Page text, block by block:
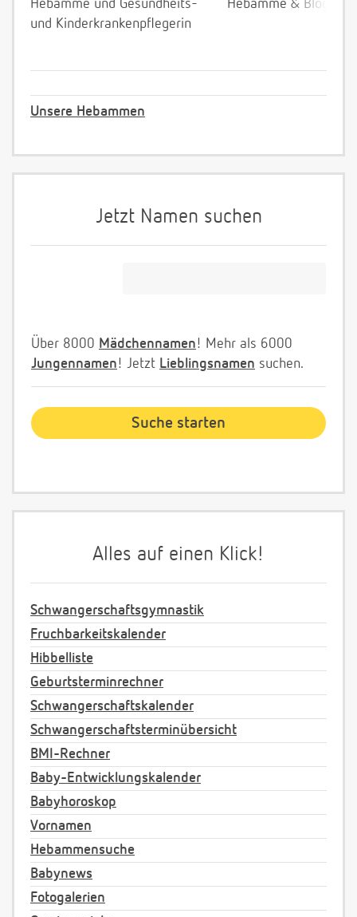
Hebamme und Gesundheits-
und Kinderkrankenpflegerin
Hebamme &
Unsere Hebammen
Jetzt Namen suchen
Über 8000 Mädchennamen! Mehr als 6000
Jungennamen! Jetzt Lieblingsnamen suchen.
Alles auf einen Klick!
Schwangerschaftsgymnastik
Fruchbarkeitskalender
Hibbelliste
Geburtsterminrechner
Schwangerschaftskalender
Schwangerschaftsterminübersicht
BMI-Rechner
Baby-Entwicklungskalender
Babyhoroskop
Vornamen
Hebammensuche
Babynews
Fotogalerien